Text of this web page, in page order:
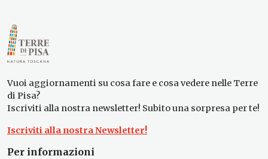
Vuoi aggiornamenti su cosa fare e cosa vedere nelle Terre
di Pisa?
Iscriviti alla nostra newsletter! Subito una sorpresa per te!
Iscriviti alla nostra Newsletter!
Per informazioni